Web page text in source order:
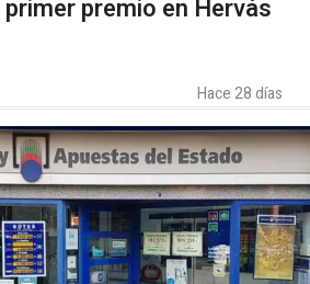
premio en Hervás
Hace 28 días